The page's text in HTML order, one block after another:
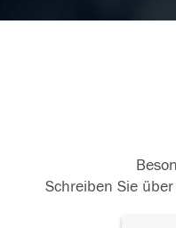
Schreiben Sie